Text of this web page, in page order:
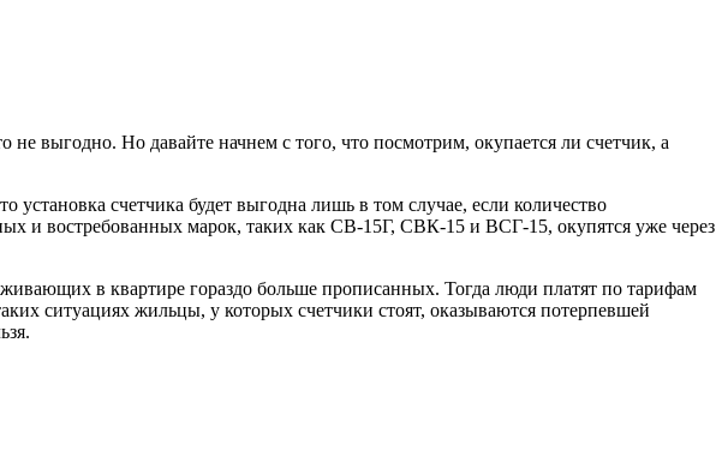
выгодно. Но давайте начнем с того, что посмотрим, окупается ли счетчик, а
счетчика будет выгодна лишь в том случае, если количество
и востребованных марок, таких как СВ-15Г, СВК-15 и ВСГ-15, окупятся уже через
в квартире гораздо больше прописанных. Тогда люди платят по тарифам
ситуациях жильцы, у которых счетчики стоят, оказываются потерпевшей